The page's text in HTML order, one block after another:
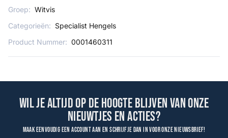
Groep: Witvis
Categorieën: Specialist Hengels
Product Nummer: 0001460311
Wil je altijd op de hoogte blijven van onze
nieuwtjes en acties?
Maak eenvoudig een account aan en schrijf je dan in voor onze nieuwsbrief!